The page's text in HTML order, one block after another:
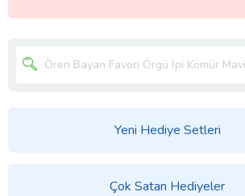
Yeni Hediye Setleri
Çok Satan Hediyeler